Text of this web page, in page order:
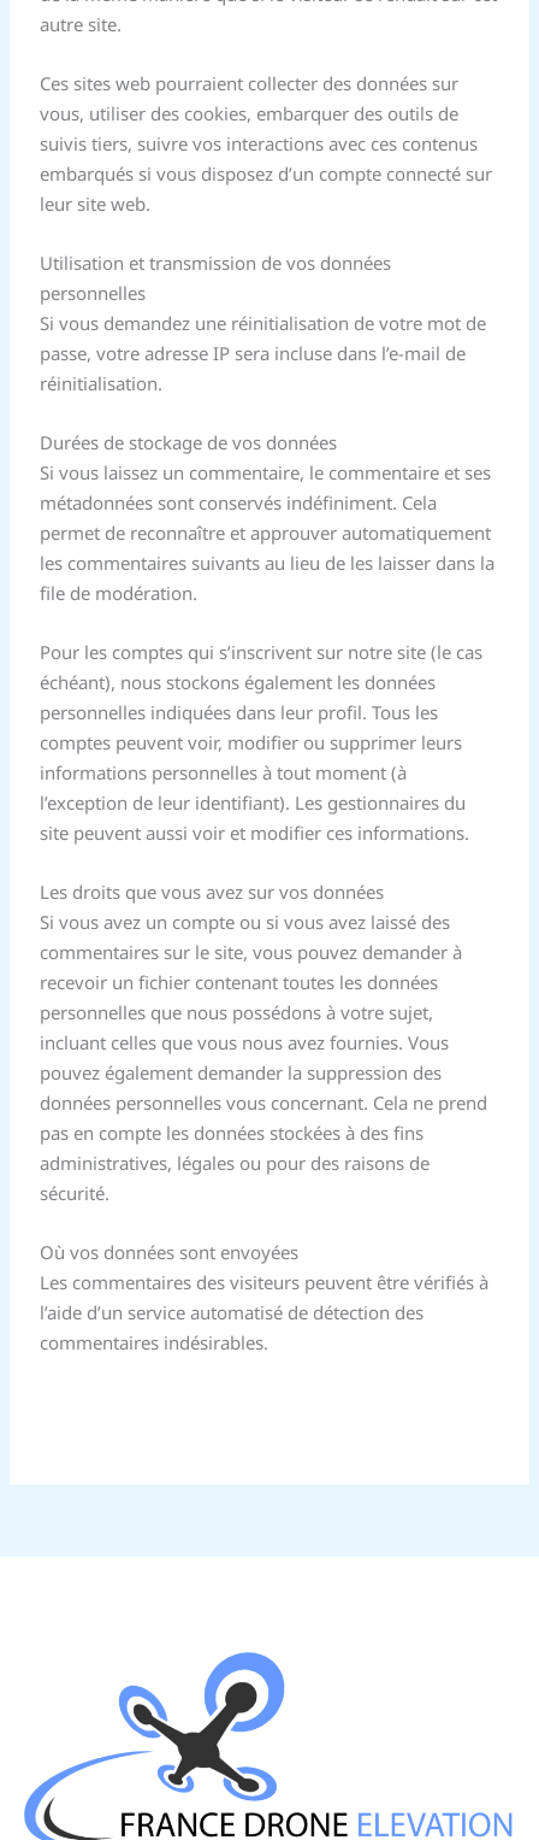
autre site.
Ces sites web pourraient collecter des données sur
vous, utiliser des cookies, embarquer des outils de
suivis tiers, suivre vos interactions avec ces contenus
embarqués si vous disposez d’un compte connecté sur
leur site web.
Utilisation et transmission de vos données
personnelles
Si vous demandez une réinitialisation de votre mot de
passe, votre adresse IP sera incluse dans l’e-mail de
réinitialisation.
Durées de stockage de vos données
Si vous laissez un commentaire, le commentaire et ses
métadonnées sont conservés indéfiniment. Cela
permet de reconnaître et approuver automatiquement
les commentaires suivants au lieu de les laisser dans la
file de modération.
Pour les comptes qui s’inscrivent sur notre site (le cas
échéant), nous stockons également les données
personnelles indiquées dans leur profil. Tous les
comptes peuvent voir, modifier ou supprimer leurs
informations personnelles à tout moment (à
l’exception de leur identifiant). Les gestionnaires du
site peuvent aussi voir et modifier ces informations.
Les droits que vous avez sur vos données
Si vous avez un compte ou si vous avez laissé des
commentaires sur le site, vous pouvez demander à
recevoir un fichier contenant toutes les données
personnelles que nous possédons à votre sujet,
incluant celles que vous nous avez fournies. Vous
pouvez également demander la suppression des
données personnelles vous concernant. Cela ne prend
pas en compte les données stockées à des fins
administratives, légales ou pour des raisons de
sécurité.
Où vos données sont envoyées
Les commentaires des visiteurs peuvent être vérifiés à
l’aide d’un service automatisé de détection des
commentaires indésirables.